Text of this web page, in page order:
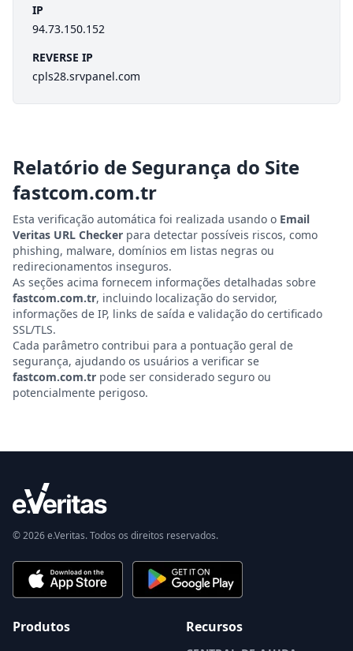
IP
94.73.150.152
REVERSE IP
cpls28.srvpanel.com
Relatório de Segurança do Site
fastcom.com.tr
Esta verificação automática foi realizada usando o Email
Veritas URL Checker para detectar possíveis riscos, como
phishing, malware, domínios em listas negras ou
redirecionamentos inseguros.
As seções acima fornecem informações detalhadas sobre
fastcom.com.tr, incluindo localização do servidor,
informações de IP, links de saída e validação do certificado
SSL/TLS.
Cada parâmetro contribui para a pontuação geral de
segurança, ajudando os usuários a verificar se
fastcom.com.tr pode ser considerado seguro ou
potencialmente perigoso.
© 2026 e.Veritas. Todos os direitos reservados.
Produtos Recursos